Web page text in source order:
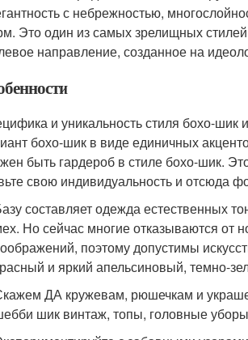
с небрежностью,
Это один из самых зрелищных
направление, созданное на
и уникальность стиля бохо-
бохо-шик в виде единичных
быть гардероб в стиле бохо-шик.
свою индивидуальность и отсюда
составляет одежда естественных
Но сейчас многие отказываются от
поэтому допустимы
и яркий апельсиновый, темно-
ДА кружевам, рюшечкам и
шик винтаж, топы, головные